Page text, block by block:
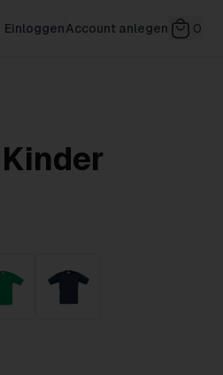
EinloggenAccount anlegen 0